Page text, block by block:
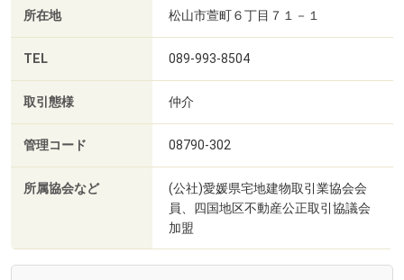
所在地 松山市萱町６丁目７１－１
TEL 089-993-8504
取引態様 仲介
管理コード 08790-302
所属協会など
(公社)愛媛県宅地建物取引業協会会
員、四国地区不動産公正取引協議会
加盟